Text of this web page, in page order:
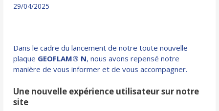
29/04/2025
Dans le cadre du lancement de notre toute nouvelle
plaque GEOFLAM® N, nous avons repensé notre
manière de vous informer et de vous accompagner.
Une nouvelle expérience utilisateur sur notre
site